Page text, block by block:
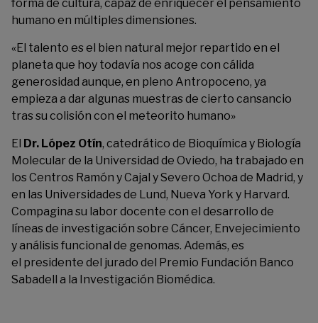
forma de cultura, capaz de enriquecer el pensamiento
humano en múltiples dimensiones.
«El talento es el bien natural mejor repartido en el
planeta que hoy todavía nos acoge con cálida
generosidad aunque, en pleno Antropoceno, ya
empieza a dar algunas muestras de cierto cansancio
tras su colisión con el meteorito humano»
El Dr. López Otín, catedrático de Bioquímica y Biología
Molecular de la Universidad de Oviedo, ha trabajado en
los Centros Ramón y Cajal y Severo Ochoa de Madrid, y
en las Universidades de Lund, Nueva York y Harvard.
Compagina su labor docente con el desarrollo de
líneas de investigación sobre Cáncer, Envejecimiento
y análisis funcional de genomas. Además, es
el presidente del jurado del Premio Fundación Banco
Sabadell a la Investigación Biomédica.